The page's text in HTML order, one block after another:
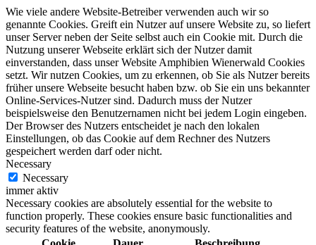
Wie viele andere Website-Betreiber verwenden auch wir so
genannte Cookies. Greift ein Nutzer auf unsere Website zu, so liefert
unser Server neben der Seite selbst auch ein Cookie mit. Durch die
Nutzung unserer Webseite erklärt sich der Nutzer damit
einverstanden, dass unser Website Amphibien Wienerwald Cookies
setzt. Wir nutzen Cookies, um zu erkennen, ob Sie als Nutzer bereits
früher unsere Webseite besucht haben bzw. ob Sie ein uns bekannter
Online-Services-Nutzer sind. Dadurch muss der Nutzer
beispielsweise den Benutzernamen nicht bei jedem Login eingeben.
Der Browser des Nutzers entscheidet je nach den lokalen
Einstellungen, ob das Cookie auf dem Rechner des Nutzers
gespeichert werden darf oder nicht.
Necessary
Necessary
immer aktiv
Necessary cookies are absolutely essential for the website to
function properly. These cookies ensure basic functionalities and
security features of the website, anonymously.